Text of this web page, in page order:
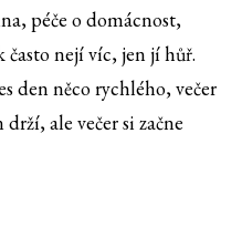
péče o domácnost,
často nejí víc, jen jí hůř.
den něco rychlého, večer
ale večer si začne